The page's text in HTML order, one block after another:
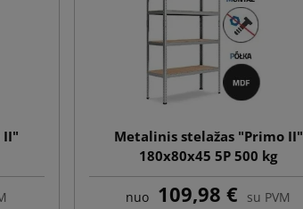
II"
Metalinis stelažas "Primo II"
180x80x45 5P 500 kg
nuo 109,98 € su PVM